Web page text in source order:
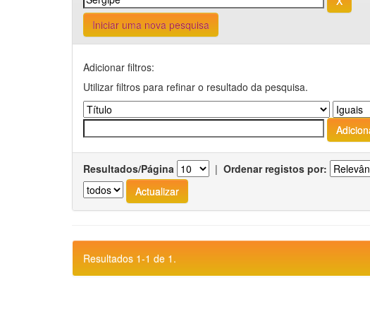
Iniciar uma nova pesquisa
Adicionar filtros:
Utilizar filtros para refinar o resultado da pesquisa.
Resultados/Página | Ordenar registos por:
Resultados 1-1 de 1.